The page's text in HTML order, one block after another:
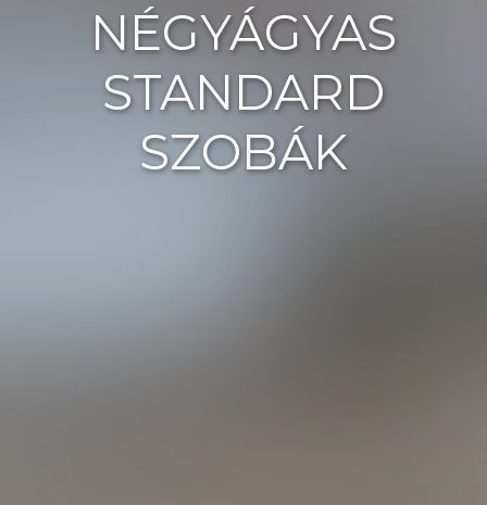
NÉGYÁGYAS
STANDARD
SZOBÁK